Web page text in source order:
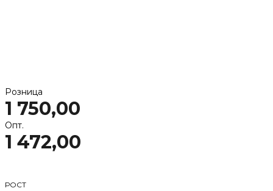
Розница
1 750,00
Опт.
1 472,00
РОСТ